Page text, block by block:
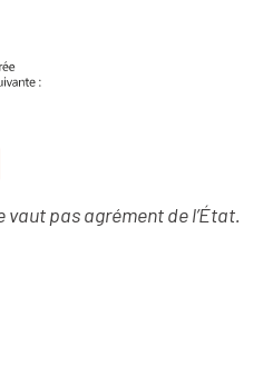
pas agrément de l’État.